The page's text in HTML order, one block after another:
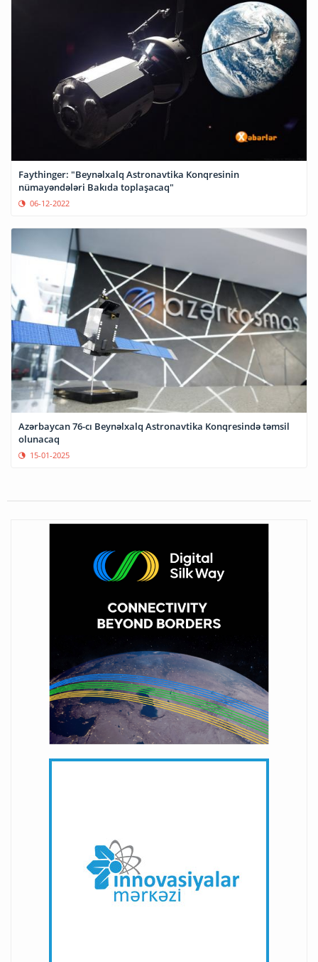
Faythinger: "Beynəlxalq Astronavtika Konqresinin
nümayəndələri Bakıda toplaşacaq"
06-12-2022
Azərbaycan 76-cı Beynəlxalq Astronavtika Konqresində təmsil
olunacaq
15-01-2025